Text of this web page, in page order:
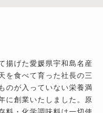
揚げた愛媛県宇和島名産
を食べて育った社長の三
のが入っていない栄養満
に創業いたしました。原